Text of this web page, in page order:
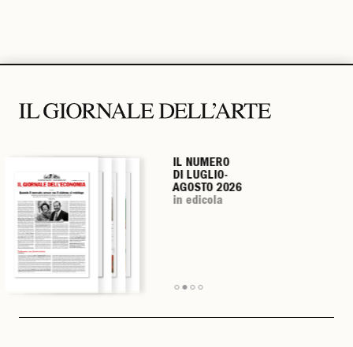
IL NUMERO
DI LUGLIO-
AGOSTO 2026
in edicola
IL NUMERO
DI LUGLIO-
AGOSTO 2026
in edicola
IL NUMERO
DI LUGLIO-
AGOSTO 2026
in edicola
IL NUMERO
DI LUGLIO-
AGOSTO 2026
in edicola